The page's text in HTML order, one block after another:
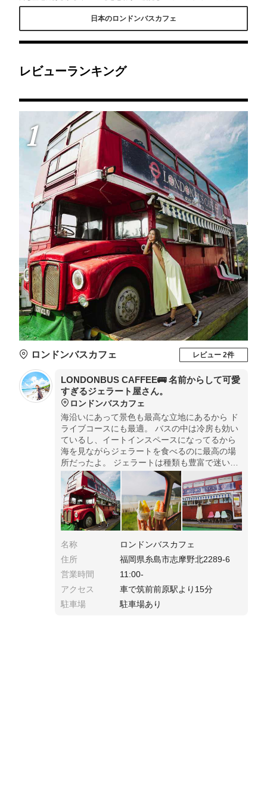
イブコースにも最適。 バ
るのに最高の場所だった
ど、 期間限定のすもも味
が特に美味しかったの。
しまう2階建てのロンド
バスを船で運んできて改
クな雰囲気でフォトジェ
あります。岡山駅から車
で１５分。
𓂃⸝⋆２階建てロンドンバ
気店のジンジャーガーデ
発🚍️日本橋三越発🚍️があ
日本のロンドンバスカフェ
レビューランキング
1
ロンドンバスカフェ レビュー 2件
LONDONBUS CAFFEE🚌 名前からして可愛
すぎるジェラート屋さん。
ロンドンバスカフェ
海沿いにあって景色も最高な立地にあるから ド
ライブコースにも最適。 バスの中は冷房も効い
ているし、イートインスペースになってるから
海を見ながらジェラートを食べるのに最高の場
所だったよ。 ジェラートは種類も豊富で迷いに
迷ったけど、 期間限定のすもも味が特に美味し
かったの。 糸島に行ったらぜひ立ち寄ってみて
ね❤
名称
ロンドンバスカフェ
住所
福岡県糸島市志摩野北2289-6
営業時間
11:00-
アクセス
車で筑前前原駅より15分
駐車場
駐車場あり